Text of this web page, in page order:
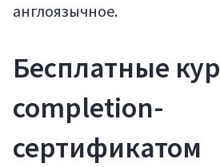
англоязычное.
Бесплатные
completion-
сертификатом